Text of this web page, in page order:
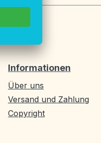
Informationen
Über uns
Versand und Zahlung
Copyright